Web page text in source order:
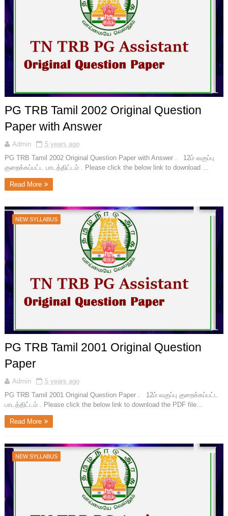
PG TRB Tamil 2002 Original Question
Paper with Answer
Admin
5 years ago
PG TRB Tamil 2002 Original Question Paper with Answer . 12ம் வகுப்பு
குறைக்கப்பட்ட பாடத்திட்டம் . Please click the below link to download ...
Read More
NEW SYLLABUS
PG TRB Tamil 2001 Original Question
Paper
Admin
5 years ago
PG TRB Tamil 2001 Original Question Paper . 12ம் வகுப்பு குறைக்கப்பட்ட
பாடத்திட்டம் . Please click the below link to download the PDF file...
Read More
NEW SYLLABUS